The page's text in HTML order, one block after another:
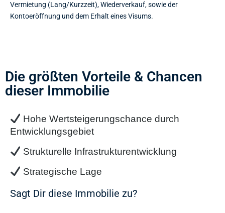
Vermietung (Lang/Kurzzeit), Wiederverkauf, sowie der
Kontoeröffnung und dem Erhalt eines Visums.
Die größten Vorteile & Chancen
dieser Immobilie
Hohe Wertsteigerungschance durch
Entwicklungsgebiet
Strukturelle Infrastrukturentwicklung
Strategische Lage
Sagt Dir diese Immobilie zu?